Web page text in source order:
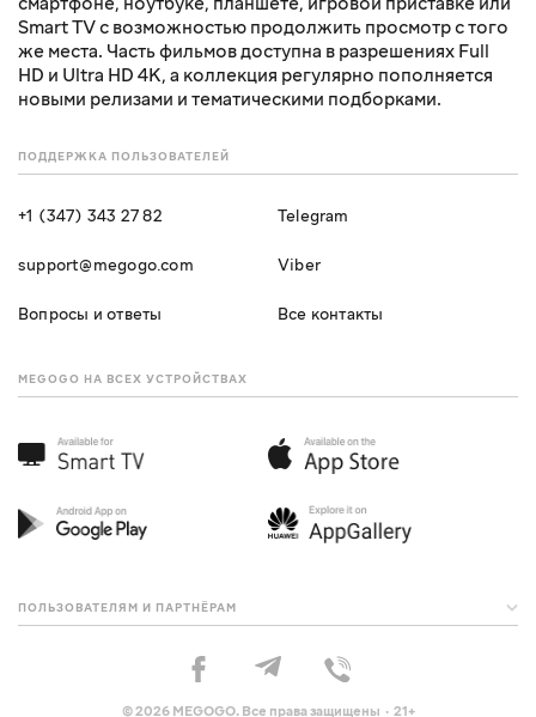
Smart TV с возможностью продолжить просмотр с того
же места. Часть фильмов доступна в разрешениях Full
HD и Ultra HD 4K, а коллекция регулярно пополняется
новыми релизами и тематическими подборками.
ПОДДЕРЖКА ПОЛЬЗОВАТЕЛЕЙ
+1 (347) 343 27 82
support@megogo.com
Вопросы и ответы
Telegram
Viber
Все контакты
MEGOGO НА ВСЕХ УСТРОЙСТВАХ
ПОЛЬЗОВАТЕЛЯМ И ПАРТНЁРАМ
© 2026 MEGOGO. Все права защищены · 21+